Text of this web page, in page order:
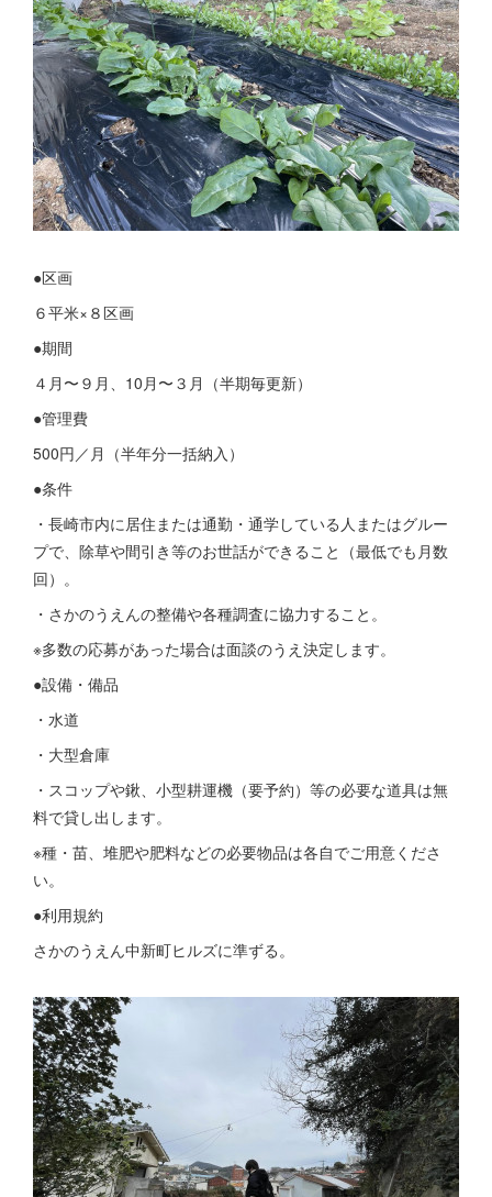
●区画
６平米×８区画
●期間
４月〜９月、10月〜３月（半期毎更新）
●管理費
500円／月（半年分一括納入）
●条件
・長崎市内に居住または通勤・通学している人またはグルー
プで、除草や間引き等のお世話ができること（最低でも月数
回）。
・さかのうえんの整備や各種調査に協力すること。
※多数の応募があった場合は面談のうえ決定します。
●設備・備品
・水道
・大型倉庫
・スコップや鍬、小型耕運機（要予約）等の必要な道具は無
料で貸し出します。
※種・苗、堆肥や肥料などの必要物品は各自でご用意くださ
い。
●利用規約
さかのうえん中新町ヒルズに準ずる。